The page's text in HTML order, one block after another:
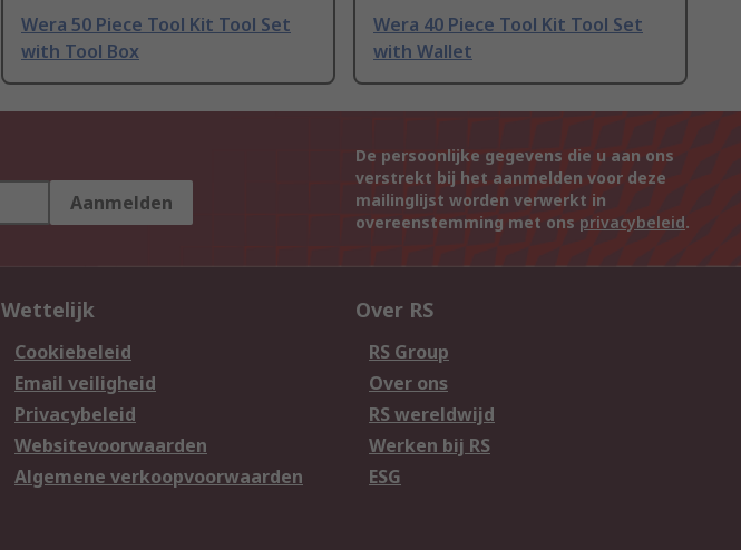
Wera 50 Piece Tool Kit Tool Set
with Tool Box
Wera 40 Piece Tool Kit Tool Set
with Wallet
Aanmelden
De persoonlijke gegevens die u aan ons
verstrekt bij het aanmelden voor deze
mailinglijst worden verwerkt in
overeenstemming met ons privacybeleid.
Wettelijk
Cookiebeleid
Email veiligheid
Privacybeleid
Websitevoorwaarden
Algemene verkoopvoorwaarden
Over RS
RS Group
Over ons
RS wereldwijd
Werken bij RS
ESG